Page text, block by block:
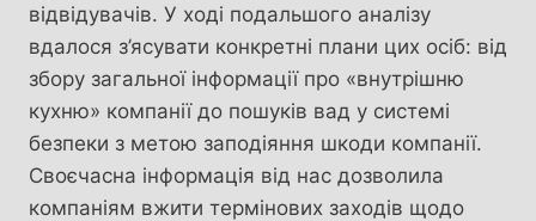
відвідувачів. У ході подальшого аналізу
вдалося з’ясувати конкретні плани цих осіб: від
збору загальної інформації про «внутрішню
кухню» компанії до пошуків вад у системі
безпеки з метою заподіяння шкоди компанії.
Своєчасна інформація від нас дозволила
компаніям вжити термінових заходів щодо